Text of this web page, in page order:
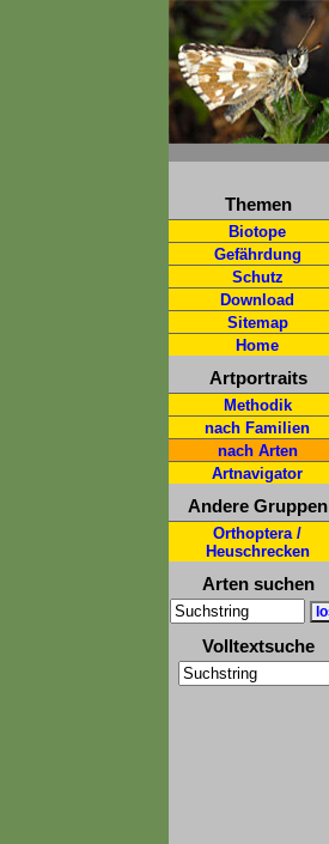
Themen
Biotope
Gefährdung
Schutz
Download
Sitemap
Home
Artportraits
Methodik
nach Familien
nach Arten
Artnavigator
Andere Gruppen
Orthoptera /
Heuschrecken
Arten suchen
Volltextsuche